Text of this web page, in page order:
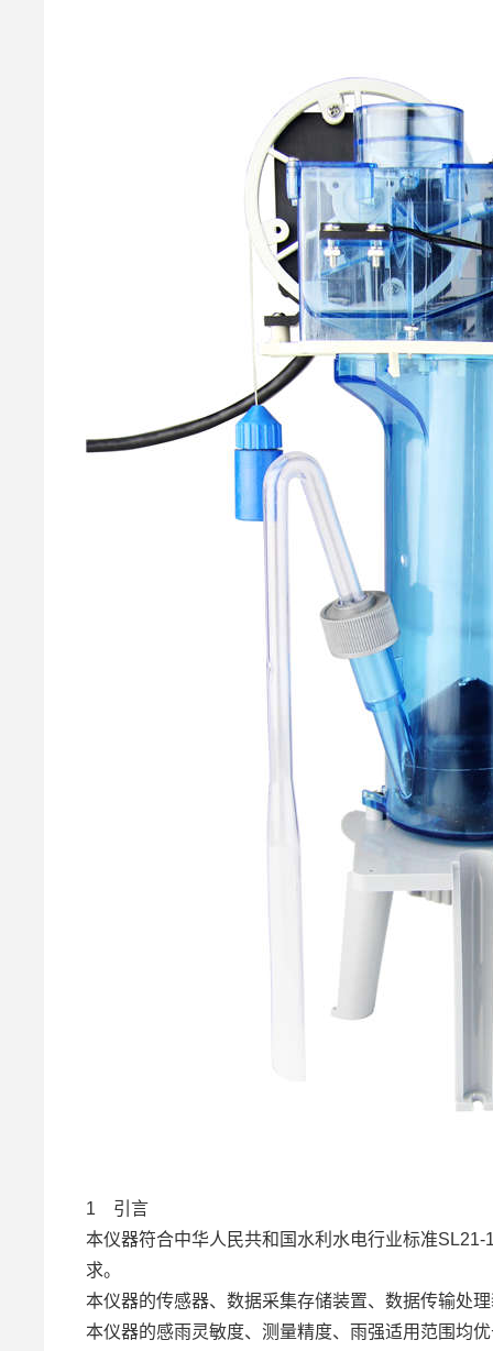
1 引言
本仪器符合中华人民共和国水利水电行业标准SL21-
求。
本仪器的传感器、数据采集存储装置、数据传输处
本仪器的感雨灵敏度、测量精度、雨强适用范围均